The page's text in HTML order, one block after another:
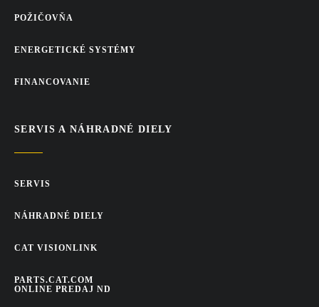
POŽIČOVŇA
ENERGETICKÉ SYSTÉMY
FINANCOVANIE
SERVIS A NÁHRADNÉ DIELY
SERVIS
NÁHRADNÉ DIELY
CAT VISIONLINK
PARTS.CAT.COM
ONLINE PREDAJ ND